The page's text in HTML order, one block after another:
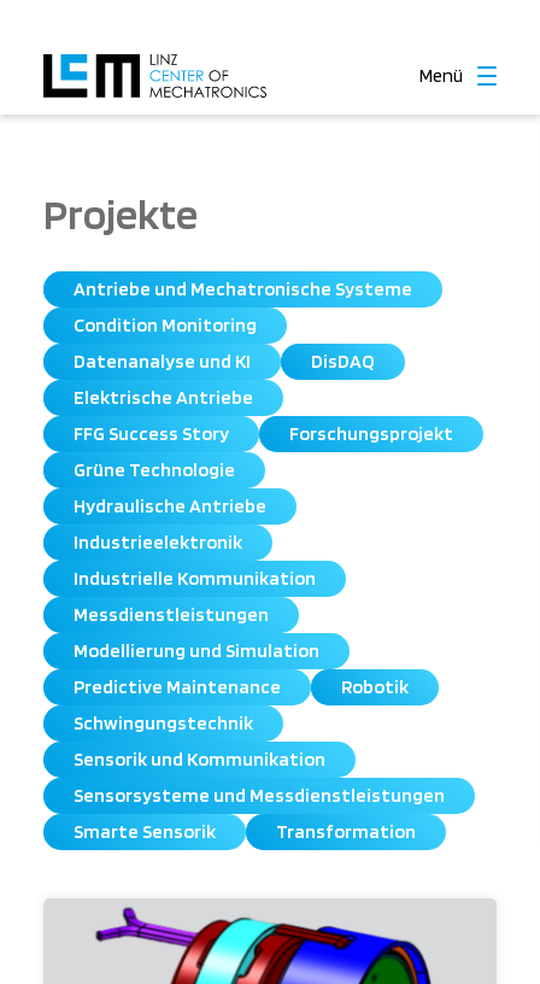
Menü
Projekte
Antriebe und Mechatronische Systeme
Condition Monitoring
Datenanalyse und KI
DisDAQ
Elektrische Antriebe
FFG Success Story
Forschungsprojekt
Grüne Technologie
Hydraulische Antriebe
Industrieelektronik
Industrielle Kommunikation
Messdienstleistungen
Modellierung und Simulation
Predictive Maintenance
Robotik
Schwingungstechnik
Sensorik und Kommunikation
Sensorsysteme und Messdienstleistungen
Smarte Sensorik
Transformation